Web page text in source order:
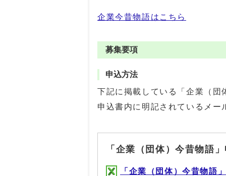
企業今昔物語はこちら
募集要項
申込方法
下記に掲載している「企業（団
申込書内に明記されているメー
「企業（団体）今昔物語
「企業（団体）今昔物